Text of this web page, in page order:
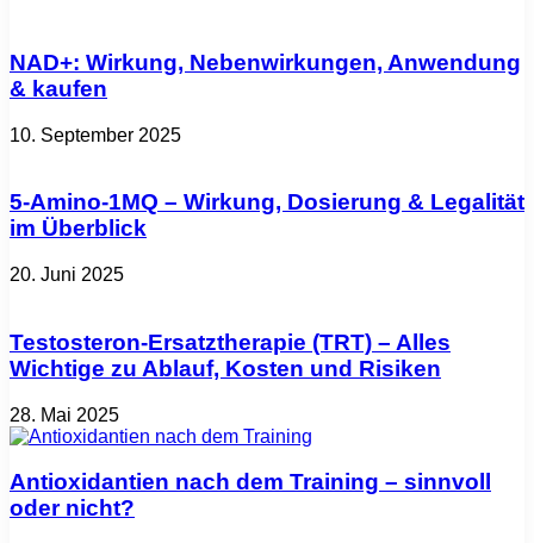
NAD+: Wirkung, Nebenwirkungen, Anwendung
& kaufen
10. September 2025
5-Amino-1MQ – Wirkung, Dosierung & Legalität
im Überblick
20. Juni 2025
Testosteron-Ersatztherapie (TRT) – Alles
Wichtige zu Ablauf, Kosten und Risiken
28. Mai 2025
Antioxidantien nach dem Training – sinnvoll
oder nicht?